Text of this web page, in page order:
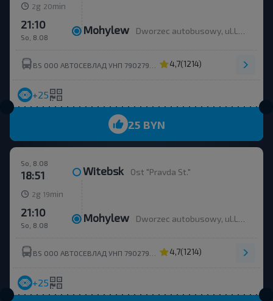
2g 20 min
So, 8.08
21:10 Mohylew Dworzec autobusowy, ul.Leninskaha 93
4,7(1214)
+25
25 BYN
So, 8.08
18:51 Witebsk Ost "Pravda St."
2g 19 min
So, 8.08
21:10 Mohylew Dworzec autobusowy, ul.Leninskaha 93
4,7(1214)
+25